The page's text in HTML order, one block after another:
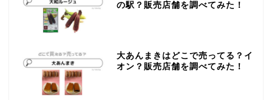
の駅？販売店舗を調べてみた！
大あんまきはどこで売ってる？イ
オン？販売店舗を調べてみた！